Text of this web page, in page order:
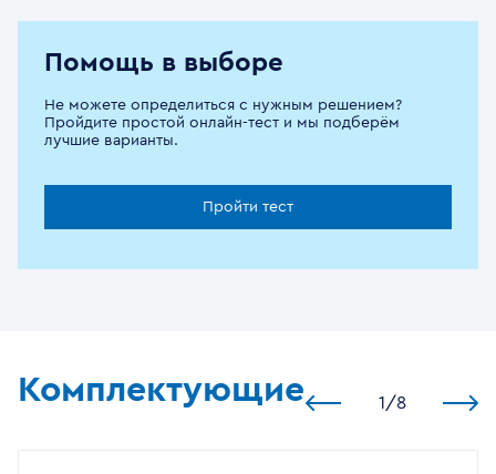
Помощь в выборе
Не можете определиться с нужным решением?
Пройдите простой онлайн-тест и мы подберём
лучшие варианты.
Пройти тест
Комплектующие 1 /8